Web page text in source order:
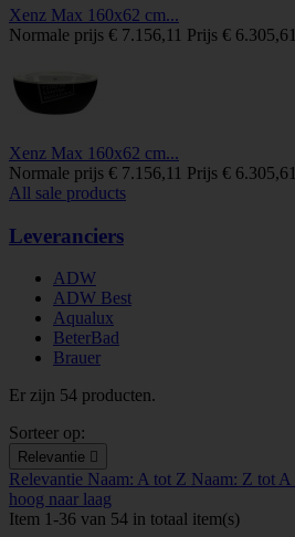
Xenz Max 160x62 cm...
Normale prijs € 7.156,11 Prijs € 6.305,61
Xenz Max 160x62 cm...
Normale prijs € 7.156,11 Prijs € 6.305,61
All sale products
Leveranciers
ADW
ADW Best
Aqualux
BeterBad
Brauer
Er zijn 54 producten.
Sorteer op:
Relevantie 
Relevantie Naam: A tot Z Naam: Z tot A
hoog naar laag
Item 1-36 van 54 in totaal item(s)